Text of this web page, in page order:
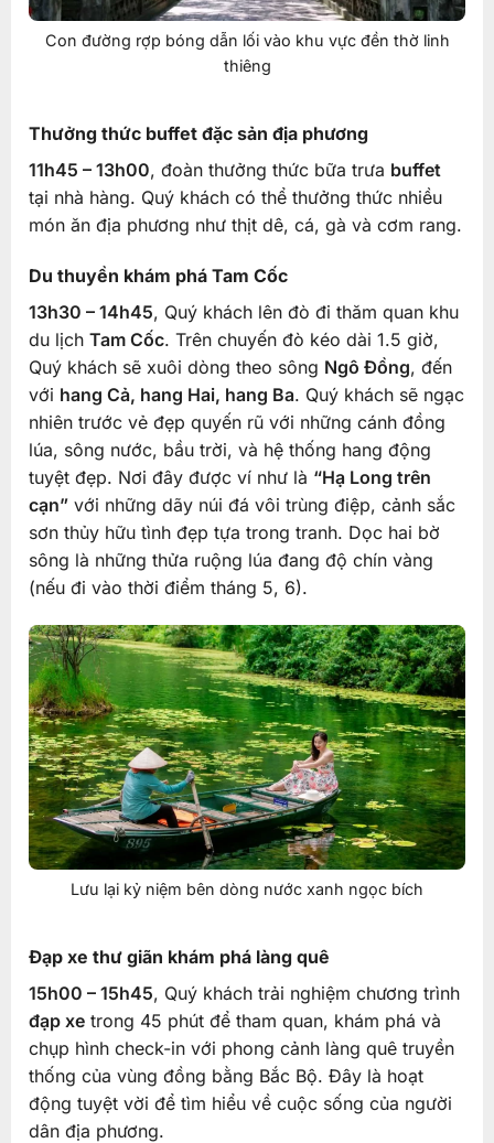
Con đường rợp bóng dẫn lối vào khu vực đền thờ linh
thiêng
Thưởng thức buffet đặc sản địa phương
11h45 – 13h00, đoàn thưởng thức bữa trưa buffet
tại nhà hàng. Quý khách có thể thưởng thức nhiều
món ăn địa phương như thịt dê, cá, gà và cơm rang.
Du thuyền khám phá Tam Cốc
13h30 – 14h45, Quý khách lên đò đi thăm quan khu
du lịch Tam Cốc. Trên chuyến đò kéo dài 1.5 giờ,
Quý khách sẽ xuôi dòng theo sông Ngô Đồng, đến
với hang Cả, hang Hai, hang Ba. Quý khách sẽ ngạc
nhiên trước vẻ đẹp quyến rũ với những cánh đồng
lúa, sông nước, bầu trời, và hệ thống hang động
tuyệt đẹp. Nơi đây được ví như là “Hạ Long trên
cạn”với những dãy núi đá vôi trùng điệp, cảnh sắc
sơn thủy hữu tình đẹp tựa trong tranh. Dọc hai bờ
sông là những thửa ruộng lúa đang độ chín vàng
(nếu đi vào thời điểm tháng 5, 6).
Lưu lại kỷ niệm bên dòng nước xanh ngọc bích
Đạp xe thư giãn khám phá làng quê
15h00 – 15h45, Quý khách trải nghiệm chương trình
đạp xetrong 45 phút để tham quan, khám phá và
chụp hình check-in với phong cảnh làng quê truyền
thống của vùng đồng bằng Bắc Bộ. Đây là hoạt
động tuyệt vời để tìm hiểu về cuộc sống của người
dân địa phương.